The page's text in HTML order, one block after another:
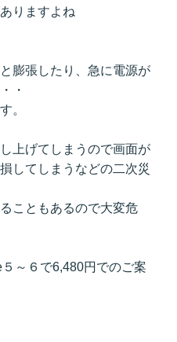
りますよね
膨張したり、急に電源が
・
。
上げてしまうので画面が
してしまうなどの二次災
こともあるので大変危
～６で6,480円でのご案